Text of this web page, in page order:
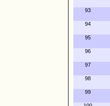
93
94
95
96
97
98
99